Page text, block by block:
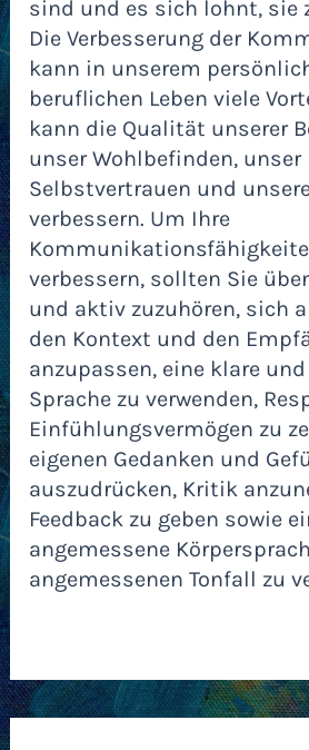
sind und es sich lohnt, sie
Die Verbesserung der
kann in unserem
beruflichen Leben viele
kann die Qualität unserer
unser Wohlbefinden, unser
Selbstvertrauen und
verbessern. Um Ihre
verbessern, sollten Sie
und aktiv zuzuhören, sich
den Kontext und den
anzupassen, eine klare
Sprache zu verwenden,
Einfühlungsvermögen zu
eigenen Gedanken und
auszudrücken, Kritik
Feedback zu geben sowie
angemessene
angemessenen Tonfall zu